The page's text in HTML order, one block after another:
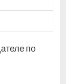
по